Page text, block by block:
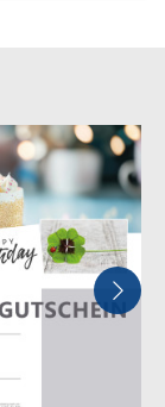
Next